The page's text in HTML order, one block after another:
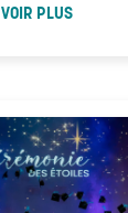
VOIR PLUS